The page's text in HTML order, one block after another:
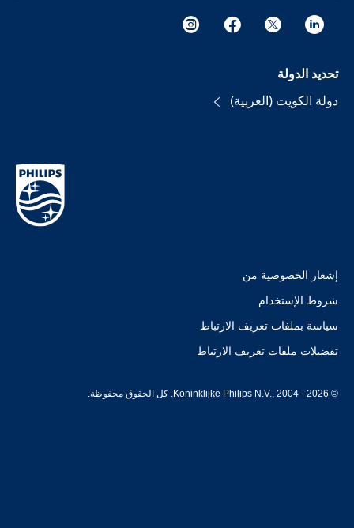
تحديد الدولة
دولة الكويت (العربية)
إشعار الخصوصية من
شروط الإستخدام
سياسة بملفات تعريف الارتباط
تفضيلات ملفات تعريف الارتباط
© Koninklijke Philips N.V., 2004 - 2026. كل الحقوق محفوظة.